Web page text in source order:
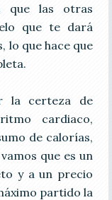
que las otras
que te dará
lo que hace que
la certeza de
cardiaco,
de calorías,
que es un
y a un precio
partido la